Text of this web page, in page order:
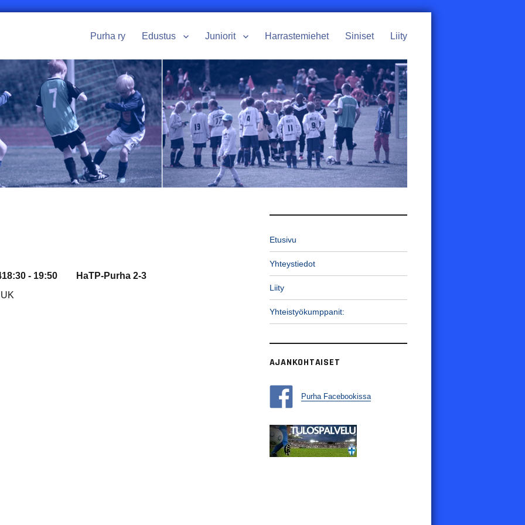
Purha ry Edustus Juniorit Harrastemiehet Siniset Liity
18:30 - 19:50
HaTP-Purha 2-3
Etusivu
Yhteystiedot
Liity
Yhteistyökumppanit:
AJANKOHTAISET
Purha Facebookissa